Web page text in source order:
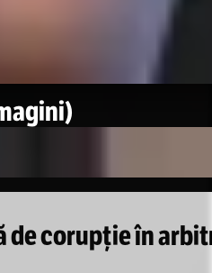
de corupție în